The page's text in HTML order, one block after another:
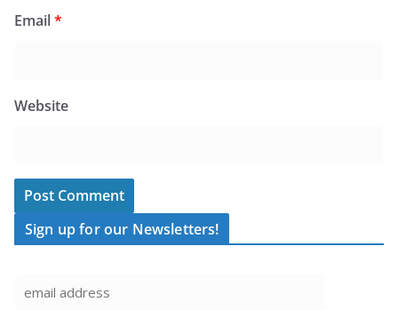
Email*
Website
Sign up for our Newsletters!